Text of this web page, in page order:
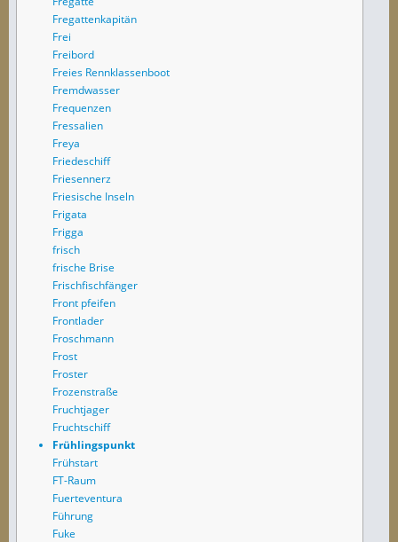
Fregattenkapitän
Frei
Freibord
Freies Rennklassenboot
Fremdwasser
Frequenzen
Fressalien
Freya
Friedeschiff
Friesennerz
Friesische Inseln
Frigata
Frigga
frisch
frische Brise
Frischfischfänger
Front pfeifen
Frontlader
Froschmann
Frost
Froster
Frozenstraße
Fruchtjager
Fruchtschiff
Frühlingspunkt
Frühstart
FT-Raum
Fuerteventura
Führung
Fuke